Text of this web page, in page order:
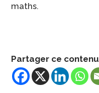
maths.
Partager ce contenu